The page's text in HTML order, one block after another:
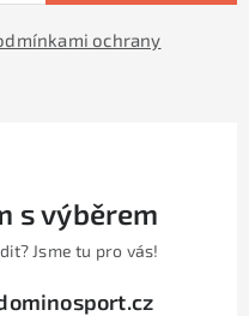
ochrany
s výběrem
Jsme tu pro vás!